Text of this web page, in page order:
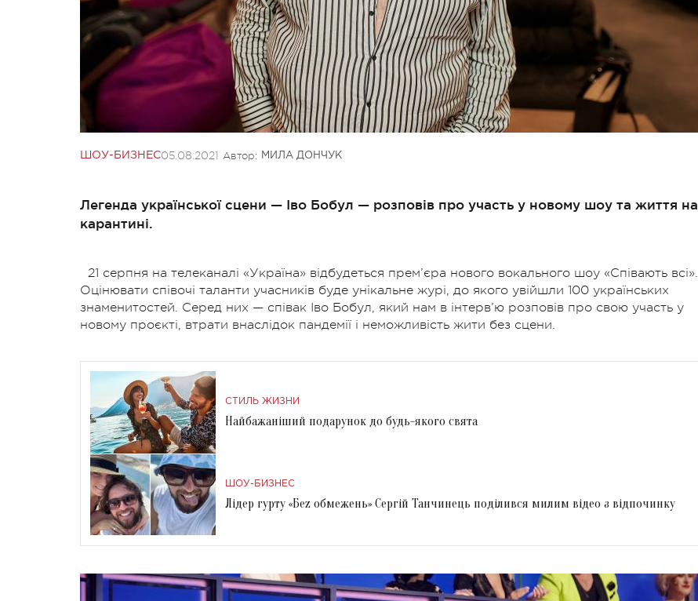
ШОУ-БИЗНЕС05.08.2021 Автор: МИЛА ДОНЧУК
Легенда української сцени — Іво Бобул — розповів про участь у новому шоу та життя на
карантині.
21 серпня на телеканалі «Україна» відбудеться прем’єра нового вокального шоу «Співають всі».
Оцінювати співочі таланти учасників буде унікальне журі, до якого увійшли 100 українських
знаменитостей. Серед них — співак Іво Бобул, який нам в інтерв’ю розповів про свою участь у
новому проєкті, втрати внаслідок пандемії і неможливість жити без сцени.
СТИЛЬ ЖИЗНИ
Найбажаніший подарунок до будь-якого свята
ШОУ-БИЗНЕС
Лідер гурту «Беz обмежень» Сергій Танчинець поділився милим відео з відпочинку